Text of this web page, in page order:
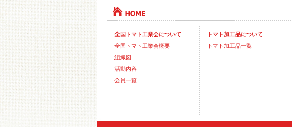
全国トマト工業会について
全国トマト工業会概要
組織図
活動内容
会員一覧
トマト加工品について
トマト加工品一覧